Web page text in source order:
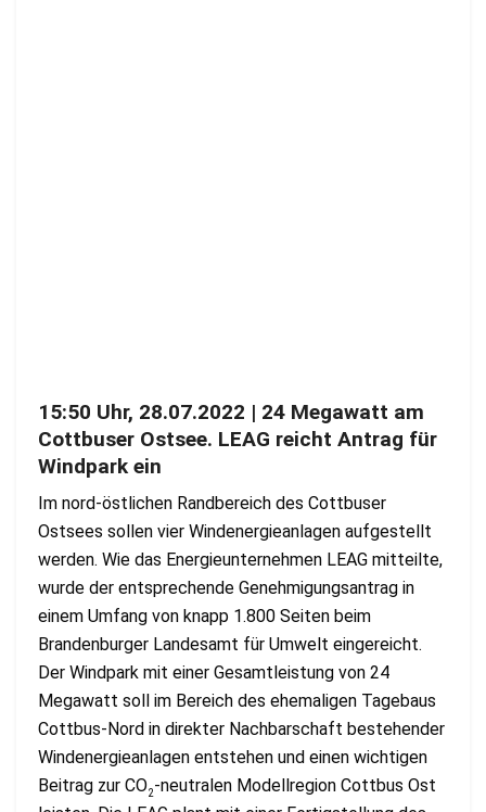
15:50 Uhr, 28.07.2022 | 24 Megawatt am
Cottbuser Ostsee. LEAG reicht Antrag für
Windpark ein
Im nord-östlichen Randbereich des Cottbuser
Ostsees sollen vier Windenergieanlagen aufgestellt
werden. Wie das Energieunternehmen LEAG mitteilte,
wurde der entsprechende Genehmigungsantrag in
einem Umfang von knapp 1.800 Seiten beim
Brandenburger Landesamt für Umwelt eingereicht.
Der Windpark mit einer Gesamtleistung von 24
Megawatt soll im Bereich des ehemaligen Tagebaus
Cottbus-Nord in direkter Nachbarschaft bestehender
Windenergieanlagen entstehen und einen wichtigen
Beitrag zur CO2-neutralen Modellregion Cottbus Ost